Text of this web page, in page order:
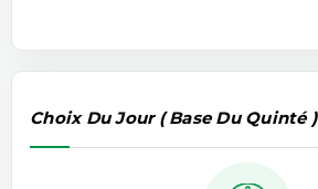
Choix Du Jour ( Base Du Quinté )